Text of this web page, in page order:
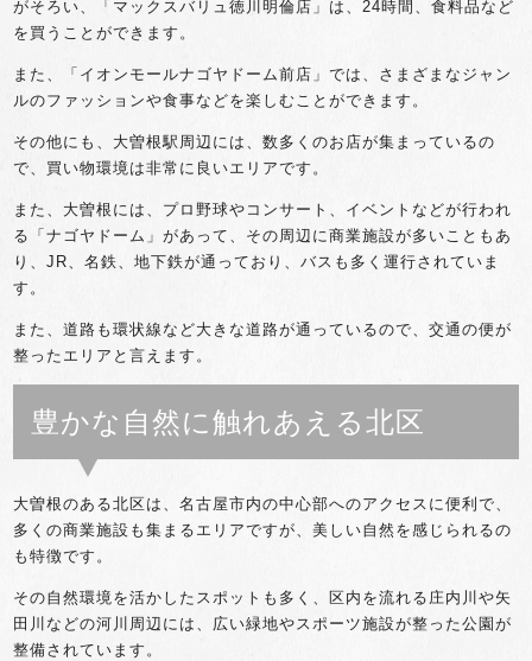
がそろい、「マックスバリュ徳川明倫店」は、24時間、食料品など
を買うことができます。
また、「イオンモールナゴヤドーム前店」では、さまざまなジャン
ルのファッションや食事などを楽しむことができます。
その他にも、大曽根駅周辺には、数多くのお店が集まっているの
で、買い物環境は非常に良いエリアです。
また、大曽根には、プロ野球やコンサート、イベントなどが行われ
る「ナゴヤドーム」があって、その周辺に商業施設が多いこともあ
り、JR、名鉄、地下鉄が通っており、バスも多く運行されていま
す。
また、道路も環状線など大きな道路が通っているので、交通の便が
整ったエリアと言えます。
豊かな自然に触れあえる北区
大曽根のある北区は、名古屋市内の中心部へのアクセスに便利で、
多くの商業施設も集まるエリアですが、美しい自然を感じられるの
も特徴です。
その自然環境を活かしたスポットも多く、区内を流れる庄内川や矢
田川などの河川周辺には、広い緑地やスポーツ施設が整った公園が
整備されています。